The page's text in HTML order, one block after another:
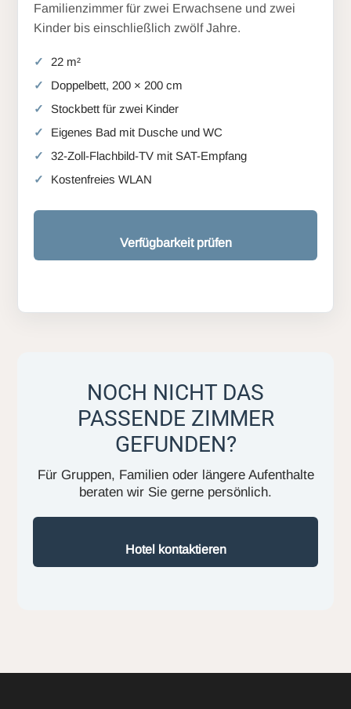
Familienzimmer für zwei Erwachsene und zwei
Kinder bis einschließlich zwölf Jahre.
22 m²
Doppelbett, 200 × 200 cm
Stockbett für zwei Kinder
Eigenes Bad mit Dusche und WC
32-Zoll-Flachbild-TV mit SAT-Empfang
Kostenfreies WLAN
Verfügbarkeit prüfen
NOCH NICHT DAS
PASSENDE ZIMMER
GEFUNDEN?
Für Gruppen, Familien oder längere Aufenthalte
beraten wir Sie gerne persönlich.
Hotel kontaktieren